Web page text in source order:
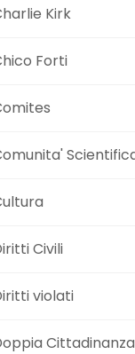
Kirk
Forti
Civili
violati
Cittadinanza